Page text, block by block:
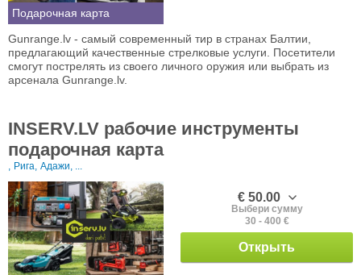
Подарочная карта
Gunrange.lv - самый современный тир в странах Балтии,
предлагающий качественные стрелковые услуги. Посетители
смогут пострелять из своего личного оружия или выбрать из
арсенала Gunrange.lv.
INSERV.LV рабочие инструменты
подарочная карта
, Рига, Адажи, ...
€ 50.00
Выбери сумму
30 - 400 €
Открыть